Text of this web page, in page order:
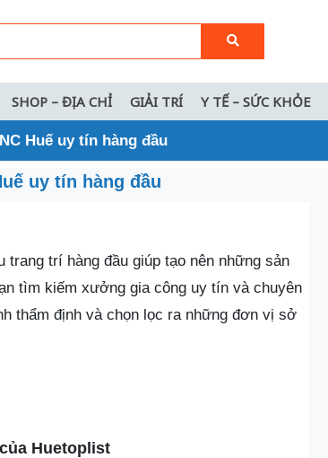
SHOP – ĐỊA CHỈ GIẢI TRÍ Y TẾ – SỨC KHỎE
Huế uy tín hàng đầu
uy tín hàng đầu
trí hàng đầu giúp tạo nên những sản
tìm kiếm xưởng gia công uy tín và chuyên
thẩm định và chọn lọc ra những đơn vị sở
Huetoplist